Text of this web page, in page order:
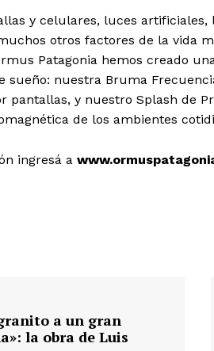
y celulares, luces
otros factores de la vida
Patagonia hemos creado
sueño: nuestra Bruma
pantallas, y nuestro Splash de
de los ambientes
ingresá a
a un gran
la obra de Luis